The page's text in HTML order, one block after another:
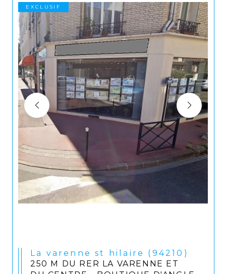
EXCLUSIF
La varenne st hilaire (94210)
250 M DU RER LA VARENNE ET